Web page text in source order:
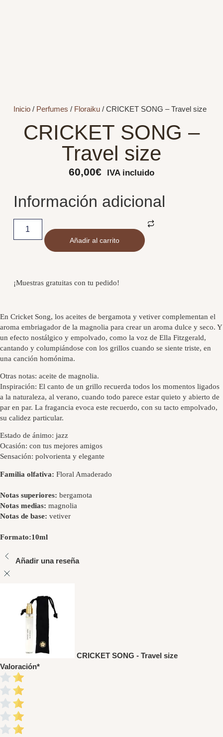
Inicio/ Perfumes / Floraiku/ CRICKET SONG – Travel size
CRICKET SONG –
Travel size
60,00€ IVA incluido
Información adicional
Añadir al carrito
¡Muestras gratuitas con tu pedido!
En Cricket Song, los aceites de bergamota y vetiver complementan el
aroma embriagador de la magnolia para crear un aroma dulce y seco. Y
un efecto nostálgico y empolvado, como la voz de Ella Fitzgerald,
cantando y columpiándose con los grillos cuando se siente triste, en
una canción homónima.
Otras notas: aceite de magnolia.
Inspiración: El canto de un grillo recuerda todos los momentos ligados
a la naturaleza, al verano, cuando todo parece estar quieto y abierto de
par en par. La fragancia evoca este recuerdo, con su tacto empolvado,
su calidez particular.
Estado de ánimo: jazz
Ocasión: con tus mejores amigos
Sensación: polvorienta y elegante
Familia olfativa: Floral Amaderado
Notas superiores: bergamota
Notas medias: magnolia
Notas de base: vetiver
Formato:10ml
Añadir una reseña
CRICKET SONG - Travel size
Valoración*